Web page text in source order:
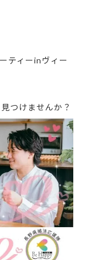
ティーinヴィー
つけませんか？